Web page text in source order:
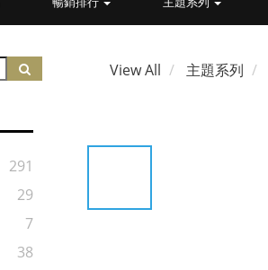
291
29
7
38
View All 主題系列